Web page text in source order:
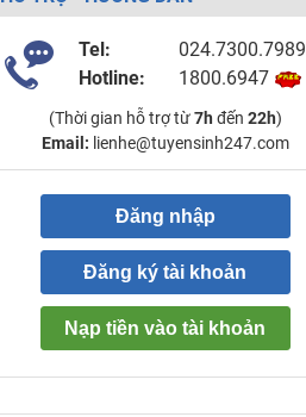
Tel:
024.7300.7989
Hotline:
1800.6947
(Thời gian hỗ trợ từ7h đến 22h)
Email: lienhe@tuyensinh247.com
Đăng nhập
Đăng ký tài khoản
Nạp tiền vào tài khoản